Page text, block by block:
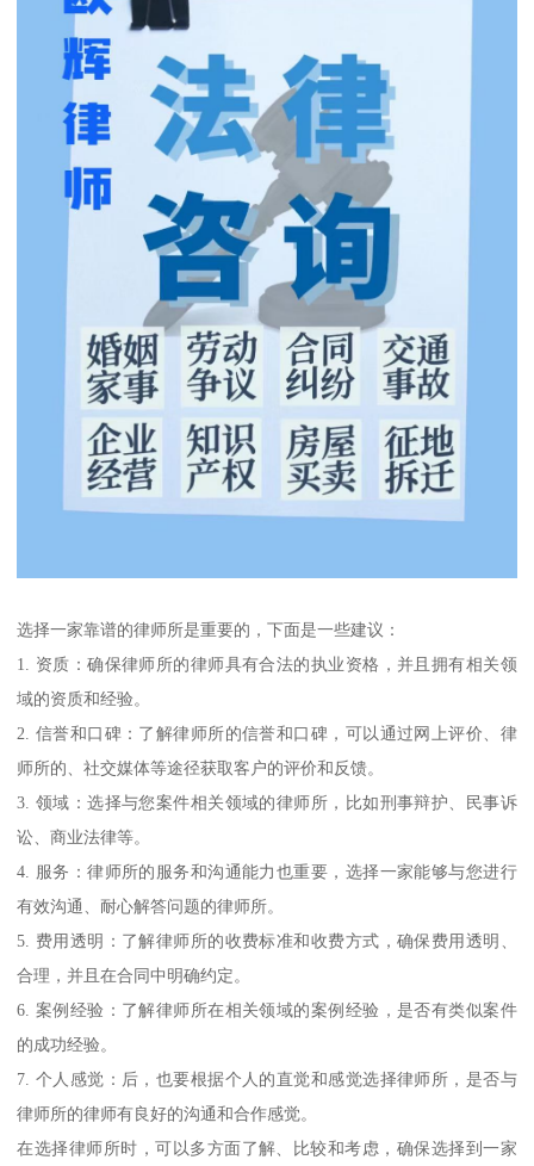
选择一家靠谱的律师所是重要的，下面是一些建议：
1. 资质：确保律师所的律师具有合法的执业资格，并且拥有相关领
域的资质和经验。
2. 信誉和口碑：了解律师所的信誉和口碑，可以通过网上评价、律
师所的、社交媒体等途径获取客户的评价和反馈。
3. 领域：选择与您案件相关领域的律师所，比如刑事辩护、民事诉
讼、商业法律等。
4. 服务：律师所的服务和沟通能力也重要，选择一家能够与您进行
有效沟通、耐心解答问题的律师所。
5. 费用透明：了解律师所的收费标准和收费方式，确保费用透明、
合理，并且在合同中明确约定。
6. 案例经验：了解律师所在相关领域的案例经验，是否有类似案件
的成功经验。
7. 个人感觉：后，也要根据个人的直觉和感觉选择律师所，是否与
律师所的律师有良好的沟通和合作感觉。
在选择律师所时，可以多方面了解、比较和考虑，确保选择到一家